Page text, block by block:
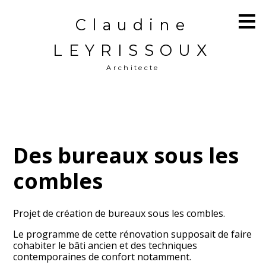
Claudine
LEYRISSOUX
Architecte
Des bureaux sous les
combles
Projet de création de bureaux sous les combles.
Le programme de cette rénovation supposait de faire
cohabiter le bâti ancien et des techniques
contemporaines de confort notamment.